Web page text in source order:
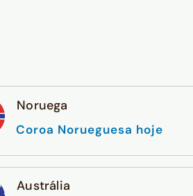
Noruega
Coroa Norueguesa hoje
Austrália